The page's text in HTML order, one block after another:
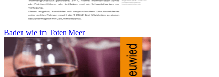
Baden wie im Toten Meer